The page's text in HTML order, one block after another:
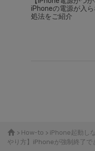
iPhoneの電源が入
処法をご紹介
> How-to > iPhone起動し
やり方】iPhoneが強制終了で